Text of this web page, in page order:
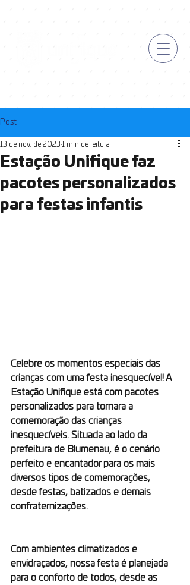
Post
Estação Unifique faz
pacotes personalizados
para festas infantis
13 de nov. de 2023 1 min de leitura
Celebre os momentos especiais das
crianças com uma festa inesquecível! A
Estação Unifique está com pacotes
personalizados para tornara a
comemoração das crianças
inesquecíveis. Situada ao lado da
prefeitura de Blumenau, é o cenário
perfeito e encantador para os mais
diversos tipos de comemorações,
desde festas, batizados e demais
confraternizações.
Com ambientes climatizados e
envidraçados, nossa festa é planejada
para o conforto de todos, desde as